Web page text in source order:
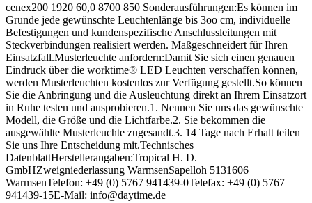
cenex200 1920 60,0 8700 850 Sonderausführungen:Es können im
Grunde jede gewünschte Leuchtenlänge bis 3oo cm, individuelle
Befestigungen und kundenspezifische Anschlussleitungen mit
Steckverbindungen realisiert werden. Maßgeschneidert für Ihren
Einsatzfall.Musterleuchte anfordern:Damit Sie sich einen genauen
Eindruck über die worktime® LED Leuchten verschaffen können,
werden Musterleuchten kostenlos zur Verfügung gestellt.So können
Sie die Anbringung und die Ausleuchtung direkt an Ihrem Einsatzort
in Ruhe testen und ausprobieren.1. Nennen Sie uns das gewünschte
Modell, die Größe und die Lichtfarbe.2. Sie bekommen die
ausgewählte Musterleuchte zugesandt.3. 14 Tage nach Erhalt teilen
Sie uns Ihre Entscheidung mit.Technisches
DatenblattHerstellerangaben:Tropical H. D.
GmbHZweigniederlassung WarmsenSapelloh 5131606
WarmsenTelefon: +49 (0) 5767 941439-0Telefax: +49 (0) 5767
941439-15E-Mail: info@daytime.de